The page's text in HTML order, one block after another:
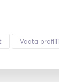
Vaata profiili